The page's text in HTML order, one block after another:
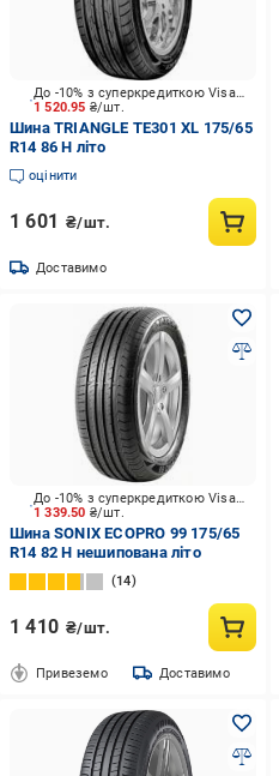
1 520.95 ₴/шт.
До -10% з суперкредиткою Visa Вигода
Шина TRIАNGLE TE301 XL 175/65
R14 86 H літо
оцінити
1 601 ₴/шт.
Доставимо
1 339.50 ₴/шт.
До -10% з суперкредиткою Visa Вигода
Шина SONIX ECOPRO 99 175/65
R14 82 H нешипована літо
14
1 410 ₴/шт.
Привеземо Доставимо